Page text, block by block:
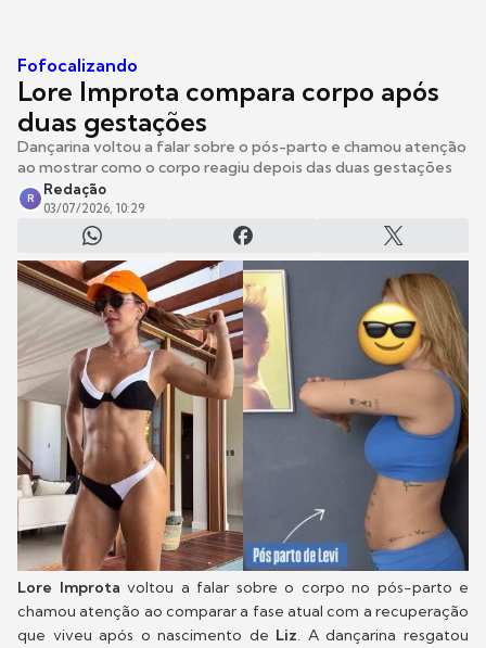
Fofocalizando
Lore Improta compara corpo após
duas gestações
Dançarina voltou a falar sobre o pós-parto e chamou atenção
ao mostrar como o corpo reagiu depois das duas gestações
R
Redação
03/07/2026, 10:29
Lore Improta voltou a falar sobre o corpo no pós-parto e
chamou atenção ao comparar a fase atual com a recuperação
que viveu após o nascimento de Liz. A dançarina resgatou